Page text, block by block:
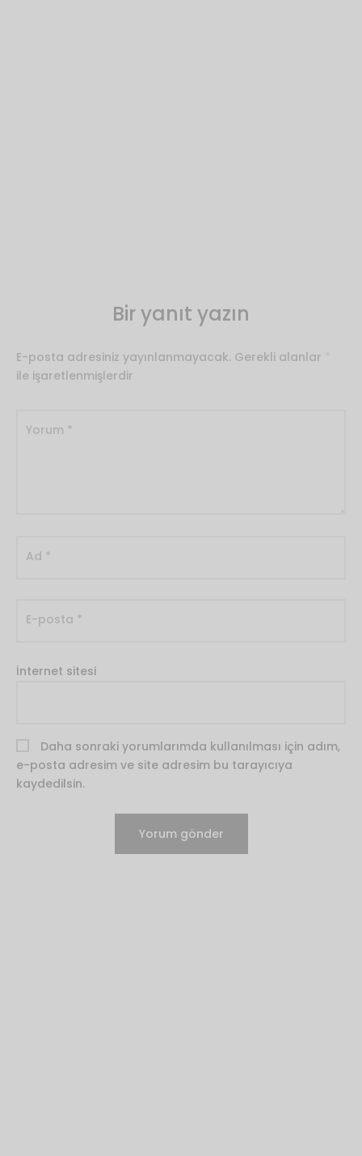
Bir yanıt yazın
E-posta adresiniz yayınlanmayacak. Gerekli alanlar
ile işaretlenmişlerdir
Yorum *
Ad *
E-posta *
İnternet sitesi
Daha sonraki yorumlarımda kullanılması için adım,
e-posta adresim ve site adresim bu tarayıcıya
kaydedilsin.